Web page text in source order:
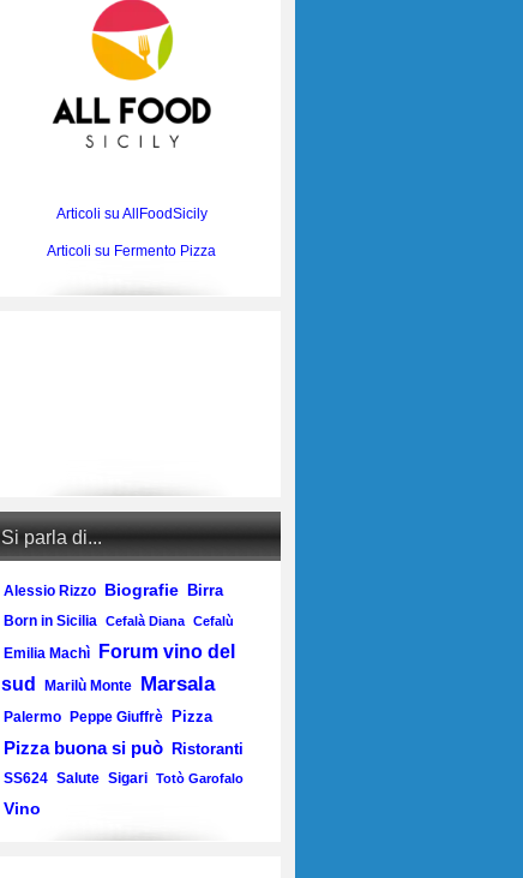
Articoli su AllFoodSicily
Articoli su Fermento Pizza
Si parla di...
Alessio Rizzo Biografie Birra
Born in Sicilia Cefalà Diana Cefalù
Emilia Machì
Forum vino del
sud
Marilù Monte Marsala
Palermo Peppe Giuffrè Pizza
Pizza buona si può Ristoranti
SS624 Salute Sigari Totò Garofalo
Vino